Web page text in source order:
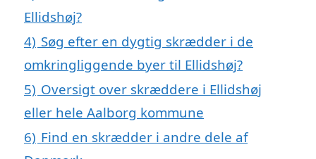
Ellidshøj?
4) Søg efter en dygtig skrædder i de
omkringliggende byer til Ellidshøj?
5) Oversigt over skræddere i Ellidshøj
eller hele Aalborg kommune
6) Find en skrædder i andre dele af